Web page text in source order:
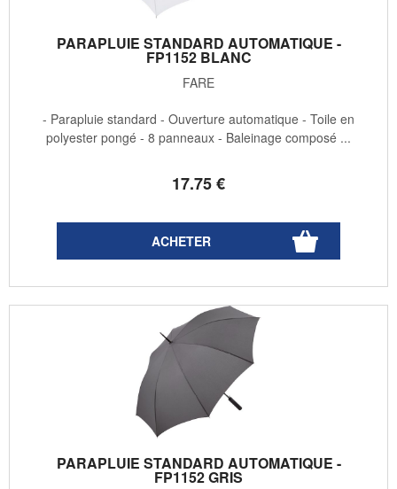
PARAPLUIE STANDARD AUTOMATIQUE -
FP1152 BLANC
FARE
17.75€
- Parapluie standard - Ouverture automatique - Toile en
polyester pongé - 8 panneaux - Baleinage composé ...
PARAPLUIE STANDARD AUTOMATIQUE -
FP1152 GRIS